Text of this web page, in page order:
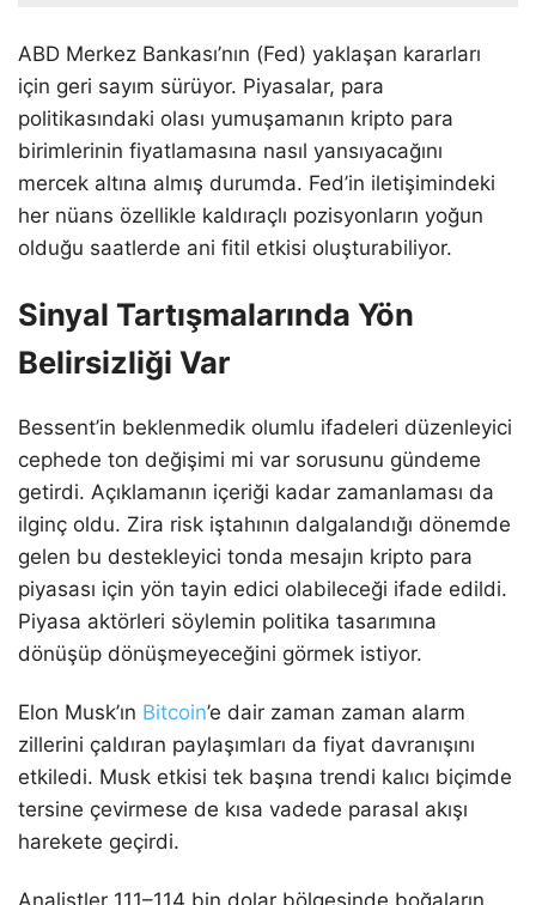
ABD Merkez Bankası’nın (Fed) yaklaşan kararları
için geri sayım sürüyor. Piyasalar, para
politikasındaki olası yumuşamanın kripto para
birimlerinin fiyatlamasına nasıl yansıyacağını
mercek altına almış durumda. Fed’in iletişimindeki
her nüans özellikle kaldıraçlı pozisyonların yoğun
olduğu saatlerde ani fitil etkisi oluşturabiliyor.
Sinyal Tartışmalarında Yön
Belirsizliği Var
Bessent’in beklenmedik olumlu ifadeleri düzenleyici
cephede ton değişimi mi var sorusunu gündeme
getirdi. Açıklamanın içeriği kadar zamanlaması da
ilginç oldu. Zira risk iştahının dalgalandığı dönemde
gelen bu destekleyici tonda mesajın kripto para
piyasası için yön tayin edici olabileceği ifade edildi.
Piyasa aktörleri söylemin politika tasarımına
dönüşüp dönüşmeyeceğini görmek istiyor.
Elon Musk’ın Bitcoin’e dair zaman zaman alarm
zillerini çaldıran paylaşımları da fiyat davranışını
etkiledi. Musk etkisi tek başına trendi kalıcı biçimde
tersine çevirmese de kısa vadede parasal akışı
harekete geçirdi.
Analistler 111–114 bin dolar bölgesinde boğaların